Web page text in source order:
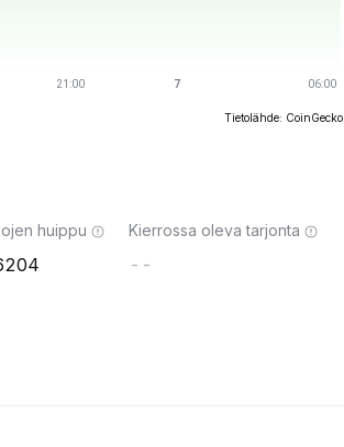
Tietolähde: CoinGecko
huippu Kierrossa oleva tarjonta
--